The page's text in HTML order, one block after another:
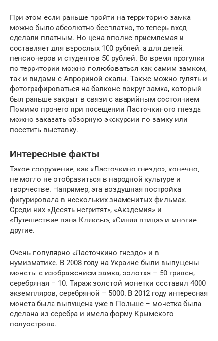
При этом если раньше пройти на территорию замка
можно было абсолютно бесплатно, то теперь вход
сделали платным. Но цена вполне приемлемая и
составляет для взрослых 100 рублей, а для детей,
пенсионеров и студентов 50 рублей. Во время прогулки
по территории можно полюбоваться как самим замком,
так и видами с Аврориной скалы. Также можно гулять и
фотографироваться на балконе вокруг замка, который
был раньше закрыт в связи с аварийным состоянием.
Помимо прочего при посещении Ласточкиного гнезда
можно заказать обзорную экскурсии по замку или
посетить выставку.
Интересные факты
Такое сооружение, как «Ласточкино гнездо», конечно,
не могло не отобразиться в народной культуре и
творчестве. Например, эта воздушная постройка
фигурировала в нескольких знаменитых фильмах.
Среди них «Десять негритят», «Академия» и
«Путешествие пана Кляксы», «Синяя птица» и многие
другие.
Очень популярно «Ласточкино гнездо» и в
нумизматике. В 2008 году на Украине были выпущены
монеты с изображением замка, золотая – 50 гривен,
серебряная – 10. Тираж золотой монетки составил 4000
экземпляров, серебряной – 5000. В 2012 году интересная
монета была выпущена уже в Польше – монетка была
сделана из серебра и имела форму Крымского
полуострова.